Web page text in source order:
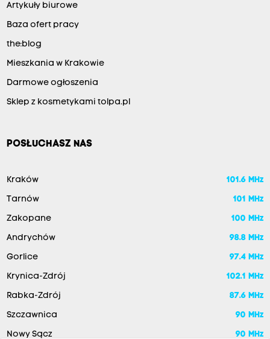
Artykuły biurowe
Baza ofert pracy
the:blog
Mieszkania w Krakowie
Darmowe ogłoszenia
Sklep z kosmetykami tolpa.pl
POSŁUCHASZ NAS
Kraków 101.6 MHz
Tarnów 101 MHz
Zakopane 100 MHz
Andrychów 98.8 MHz
Gorlice 97.4 MHz
Krynica-Zdrój 102.1 MHz
Rabka-Zdrój 87.6 MHz
Szczawnica 90 MHz
Nowy Sącz 90 MHz